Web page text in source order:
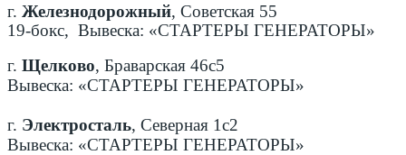
г. Железнодорожный, Советская 55
19-бокс, Вывеска: «СТАРТЕРЫ ГЕНЕРАТОРЫ»
г. Щелково, Браварская 46с5
Вывеска: «СТАРТЕРЫ ГЕНЕРАТОРЫ»
г. Электросталь, Северная 1с2
Вывеска: «СТАРТЕРЫ ГЕНЕРАТОРЫ»